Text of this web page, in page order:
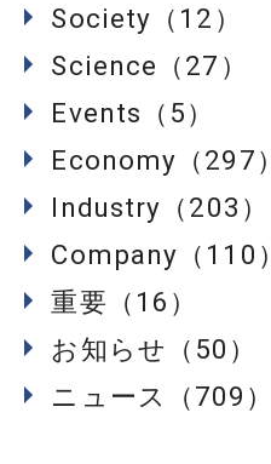
Society（12）
Science（27）
Events（5）
Economy（297）
Industry（203）
Company（110）
重要（16）
お知らせ（50）
ニュース（709）